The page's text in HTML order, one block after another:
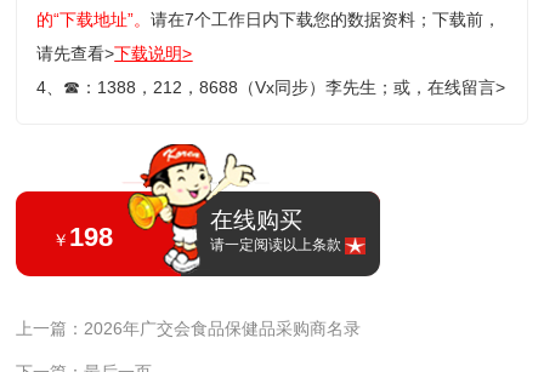
的“下载地址”。请在7个工作日内下载您的数据资料；下载前，
请先查看>下载说明>
4、 ☎ ：1388，212，8688（Vx同步）李先生；或，在线留言>
￥ 198
在线购买
请一定阅读以上条款
上一篇：2026年广交会食品保健品采购商名录